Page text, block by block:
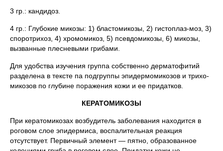
3 гр.: кандидоз.
4 гр.: Глубокие микозы: 1) бластомикозы, 2) гистоплаз-моз, 3)
споротрихоз, 4) хромомикоз, 5) псевдомикозы, 6) микозы,
вызванные плесневыми грибами.
Для удобства изучения группа собственно дерматофитий
разделена в тексте па подгруппы эпидермомикозов и трихо-
микозов по глубине поражения кожи и ее придатков.
КЕРАТОМИКОЗЫ
При кератомикозах возбудитель заболевания находится в
роговом слое эпидермиса, воспалительная реакция
отсутствует. Первичный элемент — пятно, образованное